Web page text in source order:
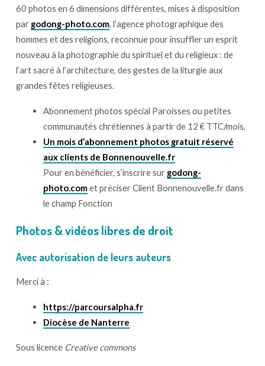
60 photos en 6 dimensions différentes, mises à disposition
par godong-photo.com, l’agence photographique des
hommes et des religions, reconnue pour insuffler un esprit
nouveau à la photographie du spirituel et du religieux : de
l’art sacré à l’architecture, des gestes de la liturgie aux
grandes fêtes religieuses.
Abonnement photos spécial Paroisses ou petites
communautés chrétiennes à partir de 12 € TTC/mois,
Un mois d’abonnement photos gratuit réservé
aux clients de Bonnenouvelle.fr
Pour en bénéficier, s’inscrire sur godong-
photo.comet préciser Client Bonnenouvelle.fr dans
le champ Fonction
Photos & vidéos libres de droit
Avec autorisation de leurs auteurs
Merci à :
https://parcoursalpha.fr
Diocèse de Nanterre
Sous licenceCreative commons